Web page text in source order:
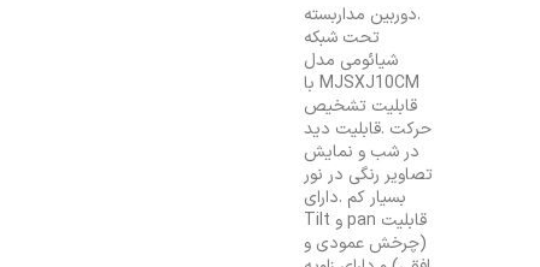
.دوربین مداربسته
تحت شبکه
شیائومی مدل
MJSXJ10CM با
قابلیت تشخیص
حرکت .قابلیت دید
در شب و نمایش
تصاویر رنگی در نور
بسیار کم .دارای
قابلیت pan و Tilt
(چرخش عمودی و